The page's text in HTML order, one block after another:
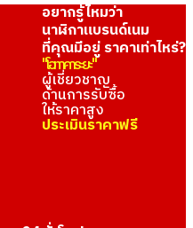
อยากรู้ไหมว่า
นาฬิกาแบรนด์เนม
ที่คุณมีอยู่ ราคาเท่าไหร่?
"โอทาคาระยะ"
ผู้เชี่ยวชาญ
ด้านการรับซื้อ
ให้ราคาสูง
ประเมินราคาฟรี